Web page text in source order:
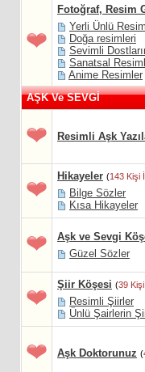
Fotoğraf, Resim
Yerli Ünlü
Doğa resimleri
Sevimli
Sanatsal
Anime Resimler
AŞK Ve SEVGİ
Resimli Aşk
Hikayeler (143 Kişi
Bilge Sözler
Kısa Hikayeler
Aşk ve Sevgi
Güzel Sözler
Şiir Köşesi (39
Resimli Şiirler
Ünlü Şairlerin
Aşk Doktorunuz (